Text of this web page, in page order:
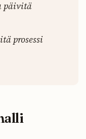
päivitä
prosessi